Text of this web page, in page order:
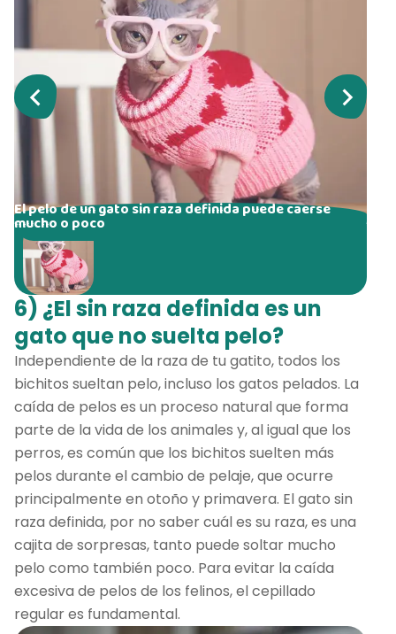
El pelo de un gato sin raza definida puede caerse
mucho o poco
6) ¿El sin raza definida es un
gato que no suelta pelo?
Independiente de la raza de tu gatito, todos los
bichitos sueltan pelo, incluso los gatos pelados. La
caída de pelos es un proceso natural que forma
parte de la vida de los animales y, al igual que los
perros, es común que los bichitos suelten más
pelos durante el cambio de pelaje, que ocurre
principalmente en otoño y primavera. El gato sin
raza definida, por no saber cuál es su raza, es una
cajita de sorpresas, tanto puede soltar mucho
pelo como también poco. Para evitar la caída
excesiva de pelos de los felinos, el cepillado
regular es fundamental.